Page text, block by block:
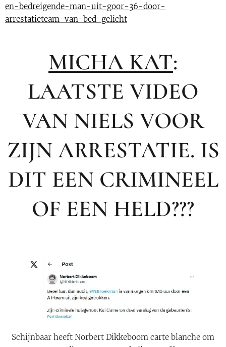
en-bedreigende-man-uit-goor-36-door-
arrestatieteam-van-bed-gelicht
MICHA KAT:
LAATSTE VIDEO
VAN NIELS VOOR
ZIJN ARRESTATIE. IS
DIT EEN CRIMINEEL
OF EEN HELD???
Schijnbaar heeft Norbert Dikkeboom carte blanche om